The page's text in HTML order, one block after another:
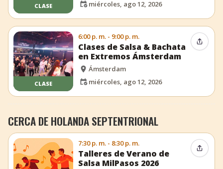
CLASE
miércoles, ago 12, 2026
CLASE
6:00 p. m. - 9:00 p. m.
Clases de Salsa & Bachata
en Extremos Ámsterdam
Ámsterdam
miércoles, ago 12, 2026
CERCA DE HOLANDA SEPTENTRIONAL
7:30 p. m. - 8:30 p. m.
Talleres de Verano de
Salsa MilPasos 2026